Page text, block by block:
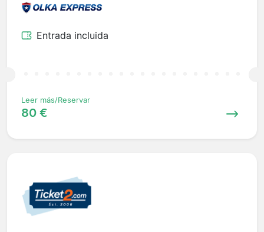
Entrada incluida
Leer más/Reservar
80 €